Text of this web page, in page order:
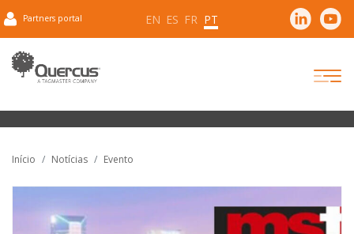
Partners portal EN ES FR PT
Início Notícias Evento